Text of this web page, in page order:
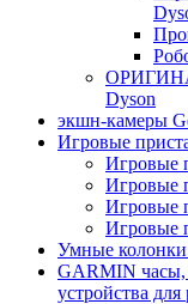
Dyson
экшн-камеры
Игровые
Игровые
Игровые
Игровые
Игровые
Умные
GARMIN часы,
устройства